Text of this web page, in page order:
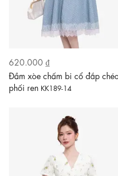
620.000 ₫
Đầm xòe chấm bi cổ đắp
phối ren KK189-14